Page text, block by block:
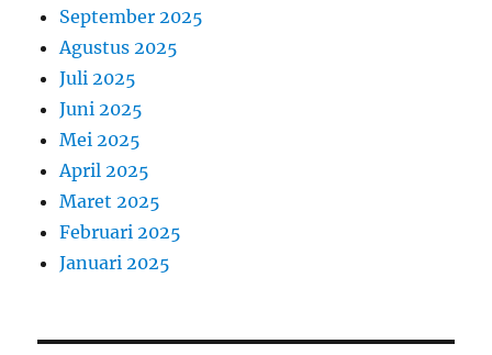
September 2025
Agustus 2025
Juli 2025
Juni 2025
Mei 2025
April 2025
Maret 2025
Februari 2025
Januari 2025